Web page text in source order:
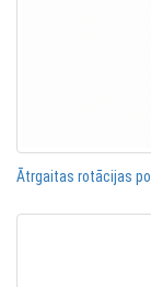
Ātrgaitas rotācijas